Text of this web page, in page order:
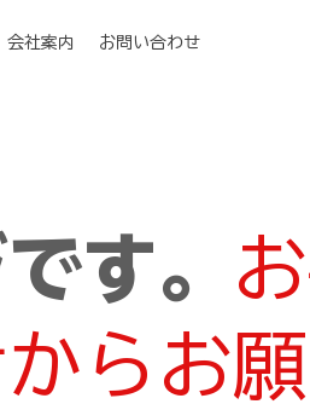
会社案内 お問い合わせ
す。
らお願